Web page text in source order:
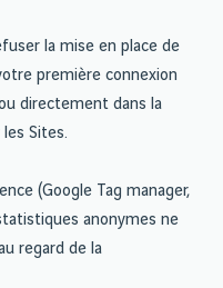
la mise en place de
première connexion
directement dans la
Sites.
(Google Tag manager,
anonymes ne
regard de la